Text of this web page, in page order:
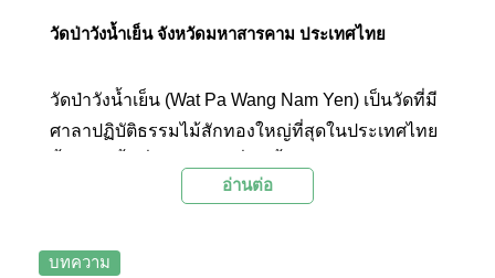
วัดป่าวังน้ำเย็น จังหวัดมหาสารคาม ประเทศไทย
วัดป่าวังน้ำเย็น (Wat Pa Wang Nam Yen) เป็นวัดที่มี
ศาลาปฏิบัติธรรมไม้สักทองใหญ่ที่สุดในประเทศไทย
จ.มหาสารคาม สร้างขึ้นโดย พระอาจารย์สุริยันต์
โฆสปัญโญ พระภิกษุผู้เป็นที่เคารพรักของชาวอีสาน
อ่านต่อ
บทความ